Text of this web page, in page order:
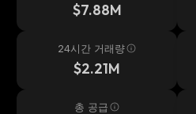
$7.88M
24시간 거래량
$2.21M
총 공급